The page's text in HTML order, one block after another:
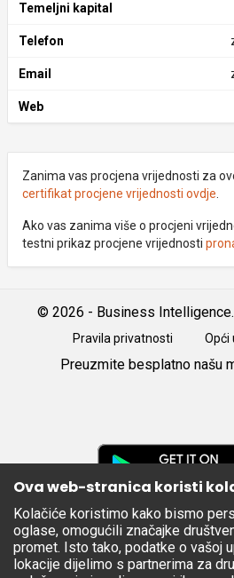
Temeljni kapital
Telefon
Email
Web
Zanima vas procjena vrijednosti za
certifikat procjene vrijednosti ovdje
Ako vas zanima više o procjeni
testni prikaz procjene vrijednosti
© 2026 - Business Intelligence.
Pravila privatnosti Opći
Preuzmite besplatno našu
Apple
Store
Ova web-stranica koristi
Kolačiće koristimo kako bismo
oglase, omogućili značajke
promet. Isto tako, podatke o vašoj
lokacije dijelimo s partnerima za